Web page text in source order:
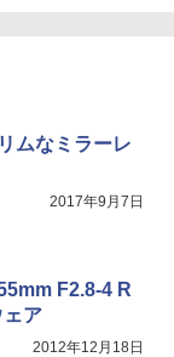
ムなミラーレ
2017年9月7日
F2.8-4 R
ェア
2012年12月18日